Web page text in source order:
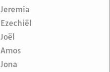
Jeremia
Ezechiël
Joël
Amos
Jona